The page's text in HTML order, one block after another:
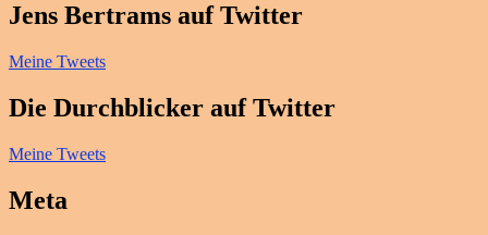
Jens Bertrams auf Twitter
Meine Tweets
Die Durchblicker auf Twitter
Meine Tweets
Meta